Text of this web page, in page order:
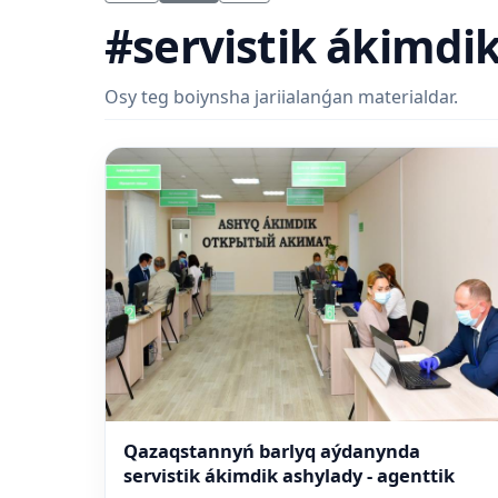
#servistik
Osy teg boiynsha jariialanǵan materialdar.
Qazaqstannyń barlyq aýdanynda
servistik ákimdik ashylady - agenttik